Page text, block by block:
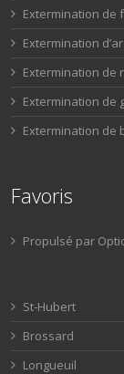
Extermination de
Extermination
Extermination de
Extermination de
Extermination de
Favoris
Propulsé par
St-Hubert
Brossard
Longueuil